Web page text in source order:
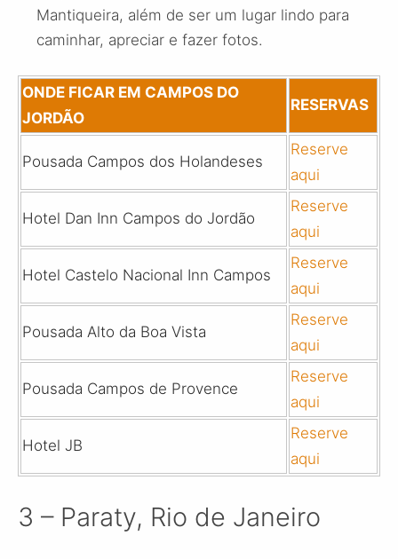
Mantiqueira, além de ser um lugar lindo para
caminhar, apreciar e fazer fotos.
ONDE FICAR EM CAMPOS DO
JORDÃO
RESERVAS
Pousada Campos dos Holandeses
Reserve
aqui
Hotel Dan Inn Campos do Jordão
Reserve
aqui
Hotel Castelo Nacional Inn Campos
Reserve
aqui
Pousada Alto da Boa Vista
Reserve
aqui
Pousada Campos de Provence
Reserve
aqui
Hotel JB
Reserve
aqui
3 – Paraty, Rio de Janeiro